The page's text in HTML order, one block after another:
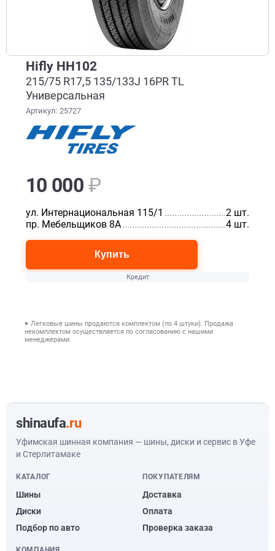
Hifly HH102
215/75 R17,5 135/133J 16PR TL
Универсальная
Артикул: 25727
10 000 ₽
ул. Интернациональная 115/1
2 шт.
пр. Мебельщиков 8А
4 шт.
Купить
Кредит
Легковые шины продаются комплектом (по 4 штуки). Продажа
некомплектом осуществляется по согласованию с нашими
менеджерами.
shinaufa.ru
Уфимская шинная компания — шины, диски и сервис в Уфе
и Стерлитамаке
КАТАЛОГ
Шины
Диски
Подбор по авто
ПОКУПАТЕЛЯМ
Доставка
Оплата
Проверка заказа